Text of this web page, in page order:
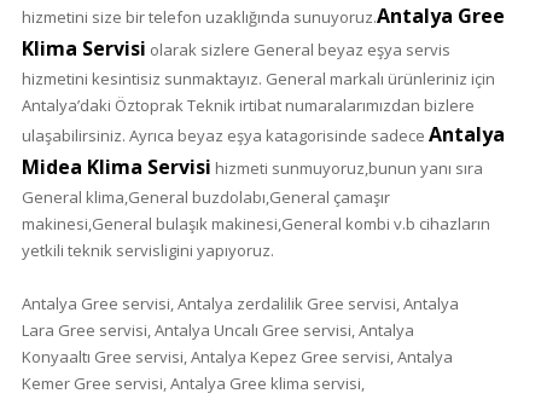
hizmetini size bir telefon uzaklığında sunuyoruz.Antalya Gree
Klima Servisi olarak sizlere General beyaz eşya servis
hizmetini kesintisiz sunmaktayız. General markalı ürünleriniz için
Antalya’daki Öztoprak Teknik irtibat numaralarımızdan bizlere
ulaşabilirsiniz. Ayrıca beyaz eşya katagorisinde sadece Antalya
Midea Klima Servisi hizmeti sunmuyoruz,bunun yanı sıra
General klima,General buzdolabı,General çamaşır
makinesi,General bulaşık makinesi,General kombi v.b cihazların
yetkili teknik servisligini yapıyoruz.
Antalya Gree servisi, Antalya zerdalilik Gree servisi, Antalya
Lara Gree servisi, Antalya Uncalı Gree servisi, Antalya
Konyaaltı Gree servisi, Antalya Kepez Gree servisi, Antalya
Kemer Gree servisi, Antalya Gree klima servisi,